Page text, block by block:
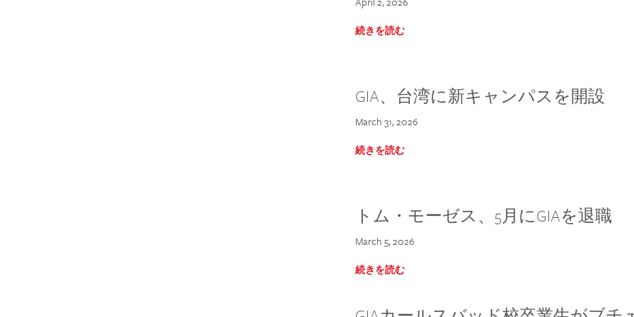
続きを読む
GIA、台湾に新キャンパスを開設
March 31, 2026
続きを読む
トム・モーゼス、5月にGIAを退職
March 5, 2026
続きを読む